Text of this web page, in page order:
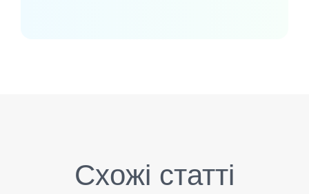
Схожі статті